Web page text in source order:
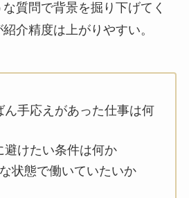
質問で背景を掘り下げてく
介精度は上がりやすい。
ん手応えがあった仕事は何
避けたい条件は何か
状態で働いていたいか